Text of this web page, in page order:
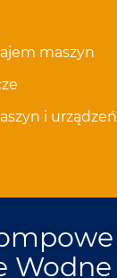
maszyn
i urządzeń
Wodne